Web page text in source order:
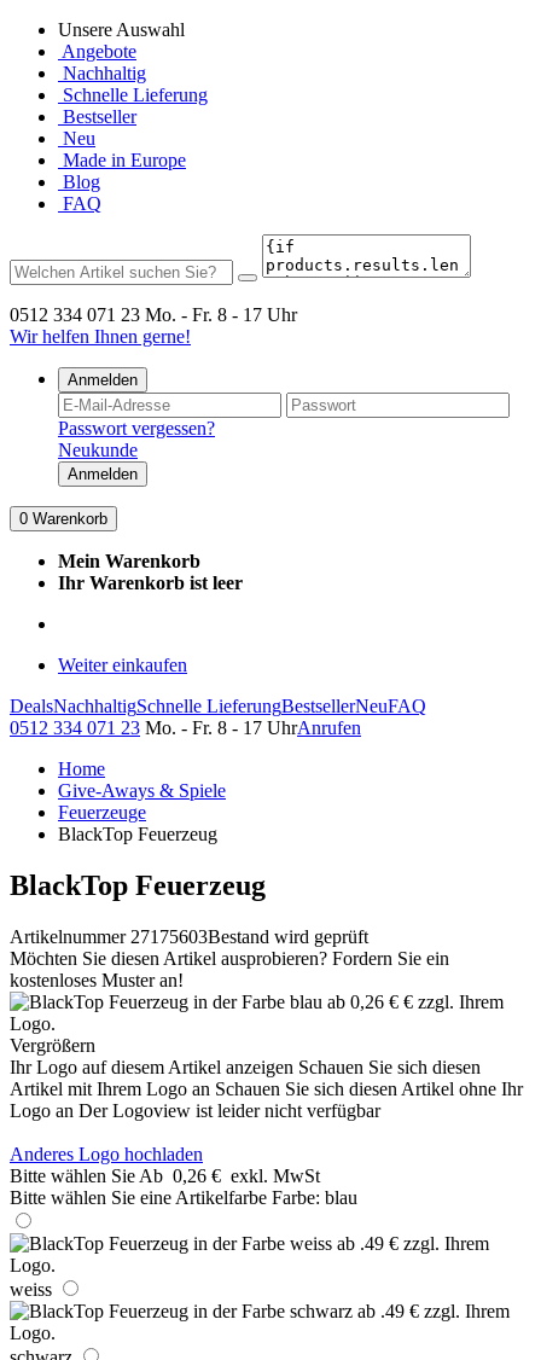
Unsere Auswahl
Angebote
Nachhaltig
Schnelle Lieferung
Bestseller
Neu
Made in Europe
Blog
FAQ
0512 334 071 23 Mo. - Fr. 8 - 17 Uhr
Wir helfen Ihnen gerne!
Anmelden
Passwort vergessen?
Neukunde
Anmelden
0 Warenkorb
Mein Warenkorb
Ihr Warenkorb ist leer
Weiter einkaufen
DealsNachhaltigSchnelle LieferungBestsellerNeuFAQ
0512 334 071 23 Mo. - Fr. 8 - 17 UhrAnrufen
Home
Give-Aways & Spiele
Feuerzeuge
BlackTop Feuerzeug
BlackTop Feuerzeug
Artikelnummer 27175603Bestand wird geprüft
Möchten Sie diesen Artikel ausprobieren? Fordern Sie ein
kostenloses Muster an!
Vergrößern
Ihr Logo auf diesem Artikel anzeigen Schauen Sie sich diesen
Artikel mit Ihrem Logo an Schauen Sie sich diesen Artikel ohne Ihr
Logo an Der Logoview ist leider nicht verfügbar
Anderes Logo hochladen
Bitte wählen Sie Ab 0,26 € exkl. MwSt
Bitte wählen Sie eine Artikelfarbe Farbe: blau
weiss